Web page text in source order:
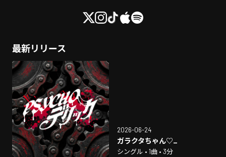
最新リリース
2026-06-24
ガラクタちゃん♡_
シングル • 1曲 • 3分